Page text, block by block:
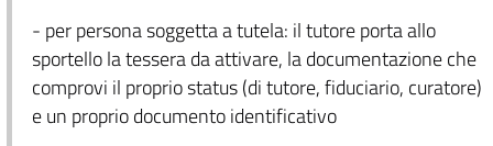
- per persona soggetta a tutela: il tutore porta allo
sportello la tessera da attivare, la documentazione che
comprovi il proprio status (di tutore, fiduciario, curatore)
e un proprio documento identificativo